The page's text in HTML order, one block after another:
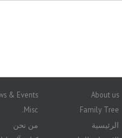
About us
& Events
Family Tree
Misc.
الرئيسية
من نحن